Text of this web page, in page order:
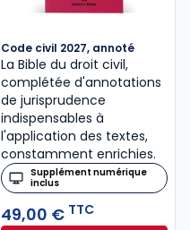
Code civil 2027, annoté
La Bible du droit civil,
complétée d'annotations
de jurisprudence
indispensables à
l'application des textes,
constamment enrichies.
Supplément numérique
inclus
49,00 € TTC